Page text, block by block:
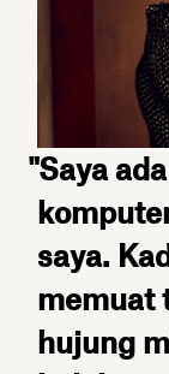
"Saya
saya.
memuat
hujung